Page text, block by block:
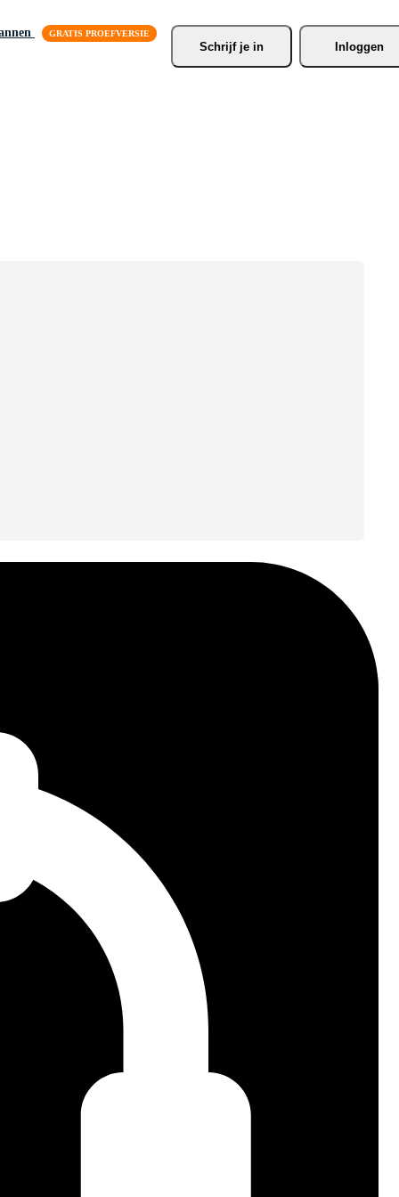
Schrijf je in Inloggen